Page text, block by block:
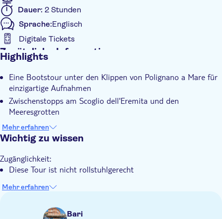
einmaligen Perspektive - ein Abenteuer, das Sie sich nicht
entgehen lassen sollten.
Dauer: 2 Stunden
Sprache:Englisch
Digitale Tickets
Zusätzliche Informationen
Digitale Buchungsbestätigung
Haustiere erlaubt
Highlights
Eine Bootstour unter den Klippen von Polignano a Mare für
einzigartige Aufnahmen
Zwischenstopps am Scoglio dell'Eremita und den
Meeresgrotten
Es ist eine großartige Möglichkeit, die Lama Monachile und
die Grotta Palazzese zu bewundern
Mehr erfahren
Wichtig zu wissen
Zugänglichkeit:
Diese Tour ist nicht rollstuhlgerecht
Mehr erfahren
Bari